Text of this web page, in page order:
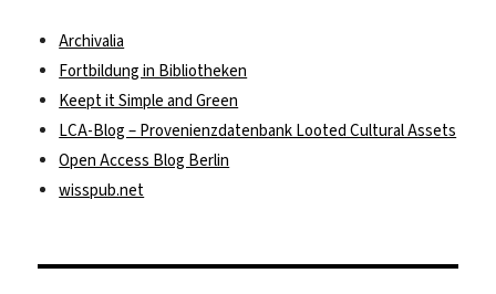
Archivalia
Fortbildung in Bibliotheken
Keept it Simple and Green
LCA-Blog – Provenienzdatenbank Looted Cultural Assets
Open Access Blog Berlin
wisspub.net